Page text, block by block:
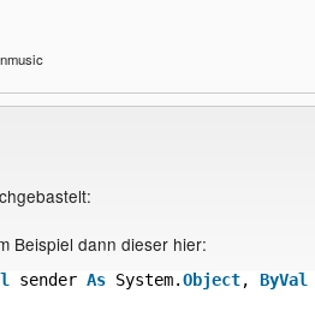
Beispiel dann dieser hier:
sender As System.Object, ByVal